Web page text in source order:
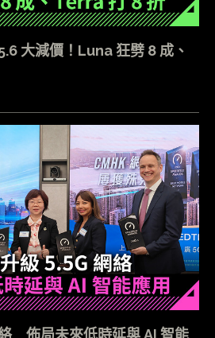
大減價！Luna 狂劈 8 成、
佈局未來低時延與 AI 智能